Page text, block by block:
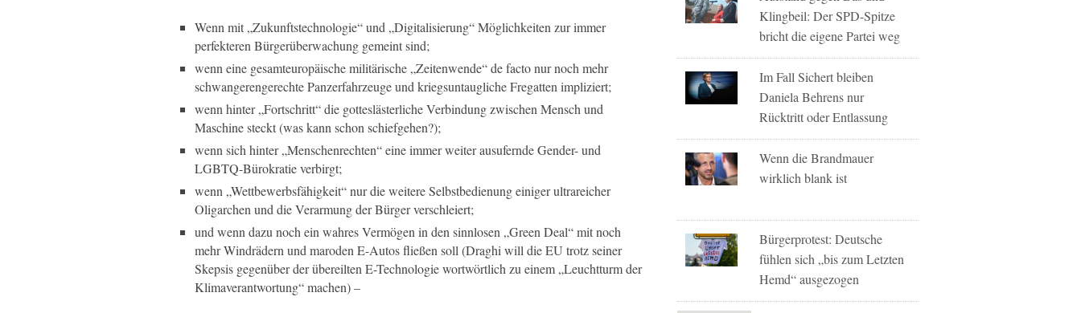
Wenn mit „Zukunftstechnologie“ und „Digitalisierung“ Möglichkeiten zur immer
perfekteren Bürgerüberwachung gemeint sind;
wenn eine gesamteuropäische militärische „Zeitenwende“ de facto nur noch mehr
schwangerengerechte Panzerfahrzeuge und kriegsuntaugliche Fregatten impliziert;
wenn hinter „Fortschritt“ die gotteslästerliche Verbindung zwischen Mensch und
Maschine steckt (was kann schon schiefgehen?);
wenn sich hinter „Menschenrechten“ eine immer weiter ausufernde Gender- und
LGBTQ-Bürokratie verbirgt;
wenn „Wettbewerbsfähigkeit“ nur die weitere Selbstbedienung einiger ultrareicher
Oligarchen und die Verarmung der Bürger verschleiert;
und wenn dazu noch ein wahres Vermögen in den sinnlosen „Green Deal“ mit noch
mehr Windrädern und maroden E-Autos fließen soll (Draghi will die EU trotz seiner
Skepsis gegenüber der übereilten E-Technologie wortwörtlich zu einem „Leuchtturm der
Klimaverantwortung“ machen) –
Klingbeil: Der SPD-Spitze
bricht die eigene Partei weg
Im Fall Sichert bleiben
Daniela Behrens nur
Rücktritt oder Entlassung
Wenn die Brandmauer
wirklich blank ist
Bürgerprotest: Deutsche
fühlen sich „bis zum Letzten
Hemd“ ausgezogen